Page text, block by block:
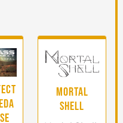
Mortal
Shell